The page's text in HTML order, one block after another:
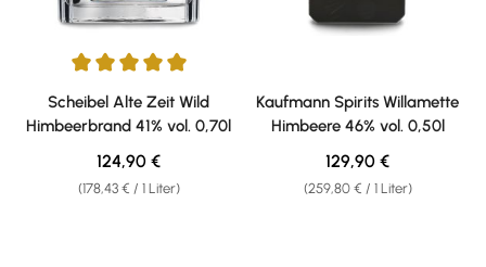
Durchschnittliche Bewertung von 5 von 5 Sternen
Scheibel Alte Zeit Wild
Himbeerbrand 41% vol. 0,70l
(178,43 € / 1 Liter)
Regulärer Preis:
124,90 €
Kaufmann Spirits Willamette
Himbeere 46% vol. 0,50l
(259,80 € / 1 Liter)
Regulärer Preis:
129,90 €